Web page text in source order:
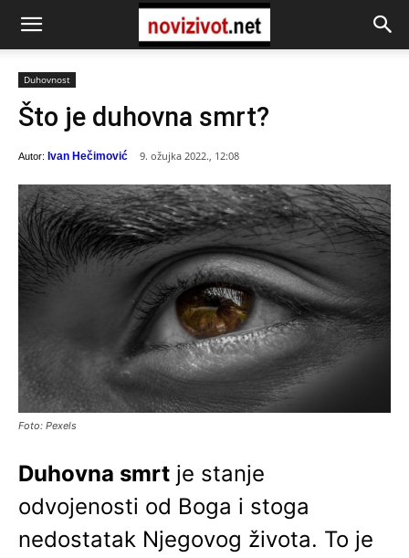
Duhovnost
Što je duhovna smrt?
Autor: Ivan Hečimović 9. ožujka 2022., 12:08
Foto: Pexels
Duhovna smrt je stanje
odvojenosti od Boga i stoga
nedostatak Njegovog života. To je